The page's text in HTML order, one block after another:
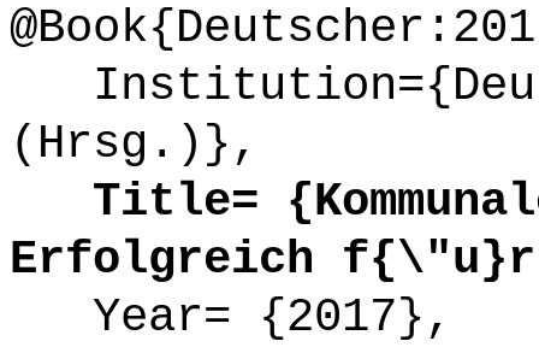
(Hrsg.)},
Title=
Erfolgreich f{\"u}r
Year= {2017},